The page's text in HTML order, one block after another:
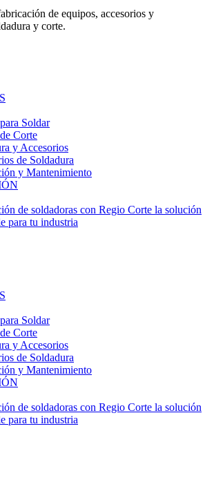
de equipos, accesorios y
y corte.
Soldar
Corte
y Accesorios
de Soldadura
y Mantenimiento
de soldadoras con Regio Corte la solución
para tu industria
Soldar
Corte
y Accesorios
de Soldadura
y Mantenimiento
de soldadoras con Regio Corte la solución
para tu industria